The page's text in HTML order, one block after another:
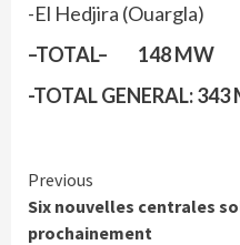
-El Hedjira
–TOTAL– 148 MW
-TOTAL GENERAL: 343
Continue
Reading
Previous
Six nouvelles centrales
prochainement